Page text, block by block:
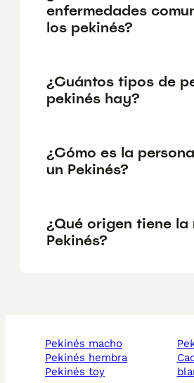
enfermedades
los pekinés?
¿Cuántos tipos de
pekinés hay?
¿Cómo es la
un Pekinés?
¿Qué origen tiene la
Pekinés?
pekinés macho
pekinés hembra
pekinés toy
cachorros pekinés